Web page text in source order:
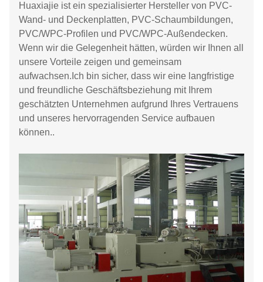
Huaxiajie ist ein spezialisierter Hersteller von PVC-
Wand- und Deckenplatten, PVC-Schaumbildungen,
PVC/WPC-Profilen und PVC/WPC-Außendecken.
Wenn wir die Gelegenheit hätten, würden wir Ihnen all
unsere Vorteile zeigen und gemeinsam
aufwachsen.Ich bin sicher, dass wir eine langfristige
und freundliche Geschäftsbeziehung mit Ihrem
geschätzten Unternehmen aufgrund Ihres Vertrauens
und unseres hervorragenden Service aufbauen
können..